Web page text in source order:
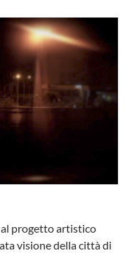
progetto artistico
visione della città di